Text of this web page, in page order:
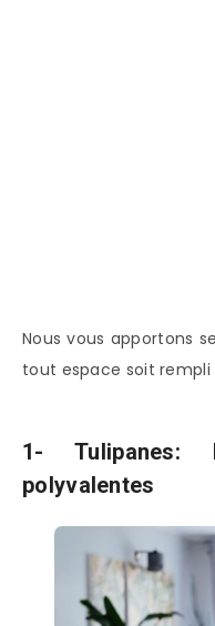
Nous vous apportons
tout espace soit
1- Tulipanes:
polyvalentes